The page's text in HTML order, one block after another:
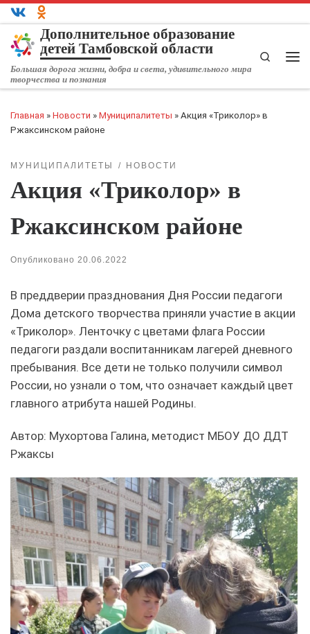
Перейти к содержимому
Дополнительное образование
детей Тамбовской области
Большая дорога жизни, добра и света, удивительного мира
творчества и познания
Search
Главная » Новости » Муниципалитеты » Акция «Триколор» в
Ржаксинском районе
МУНИЦИПАЛИТЕТЫ НОВОСТИ
Акция «Триколор» в
Ржаксинском районе
Опубликовано 20.06.2022
В преддверии празднования Дня России педагоги
Дома детского творчества приняли участие в акции
«Триколор». Ленточку с цветами флага России
педагоги раздали воспитанникам лагерей дневного
пребывания. Все дети не только получили символ
России, но узнали о том, что означает каждый цвет
главного атрибута нашей Родины.
Автор: Мухортова Галина, методист МБОУ ДО ДДТ
Ржаксы